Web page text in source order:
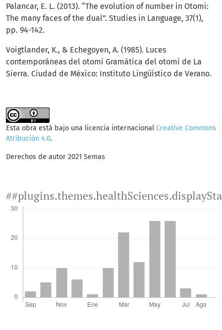
Palancar, E. L. (2013). “The evolution of number in Otomi:
The many faces of the dual”. Studies in Language, 37(1),
pp. 94-142.
Voigtlander, K., & Echegoyen, A. (1985). Luces
contemporáneas del otomí Gramática del otomí de La
Sierra. Ciudad de México: Instituto Lingüístico de Verano.
Esta obra está bajo una licencia internacional Creative Commons
Atribución 4.0.
Derechos de autor 2021 Semas